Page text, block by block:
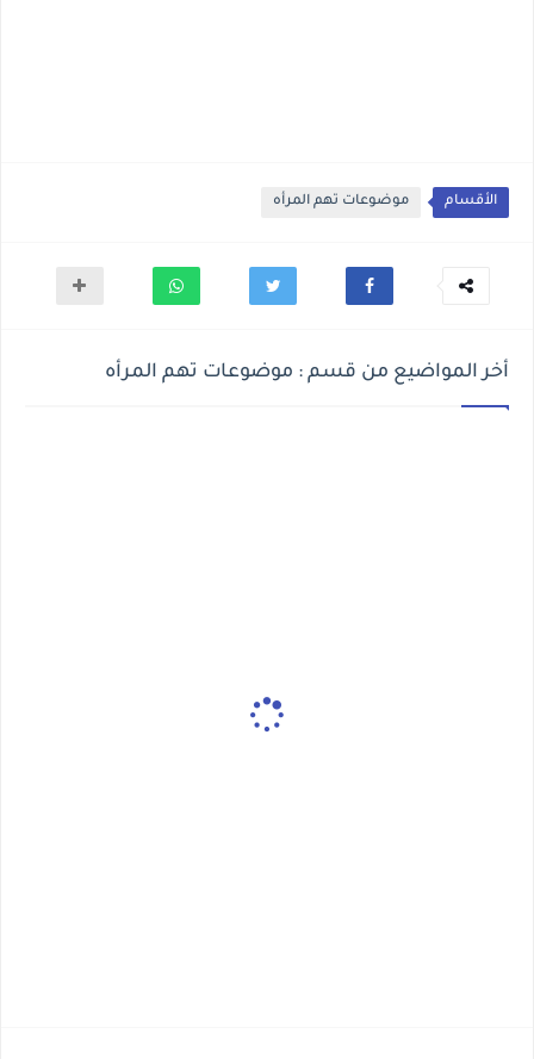
الأقسام موضوعات تهم المرأه
أخر المواضيع من قسم : موضوعات تهم المرأه